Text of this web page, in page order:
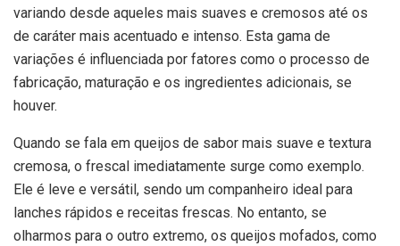
variando desde aqueles mais suaves e cremosos até os
de caráter mais acentuado e intenso. Esta gama de
variações é influenciada por fatores como o processo de
fabricação, maturação e os ingredientes adicionais, se
houver.
Quando se fala em queijos de sabor mais suave e textura
cremosa, o frescal imediatamente surge como exemplo.
Ele é leve e versátil, sendo um companheiro ideal para
lanches rápidos e receitas frescas. No entanto, se
olharmos para o outro extremo, os queijos mofados, como